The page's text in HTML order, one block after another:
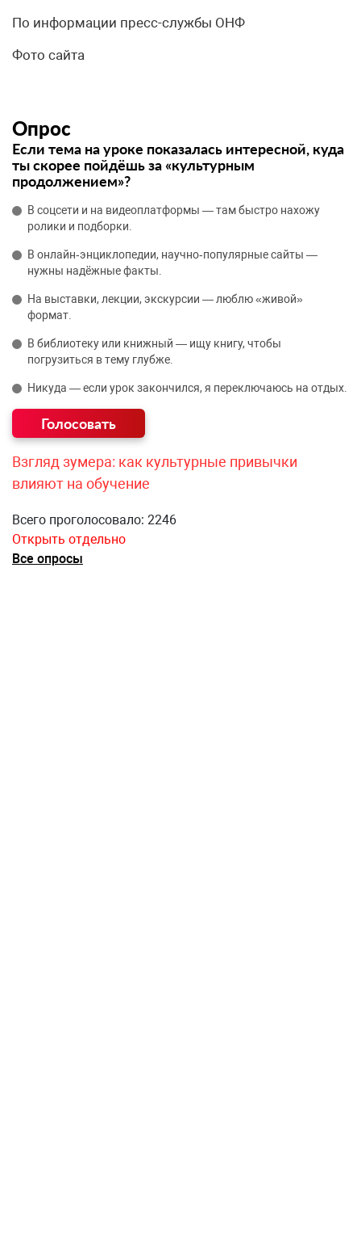
По информации пресс-службы ОНФ
Фото сайта
Опрос
Если тема на уроке показалась интересной, куда
ты скорее пойдёшь за «культурным
продолжением»?
В соцсети и на видеоплатформы — там быстро нахожу
ролики и подборки.
В онлайн‑энциклопедии, научно‑популярные сайты —
нужны надёжные факты.
На выставки, лекции, экскурсии — люблю «живой»
формат.
В библиотеку или книжный — ищу книгу, чтобы
погрузиться в тему глубже.
Никуда — если урок закончился, я переключаюсь на отдых.
Взгляд зумера: как культурные привычки
влияют на обучение
Всего проголосовало: 2246
Открыть отдельно
Все опросы